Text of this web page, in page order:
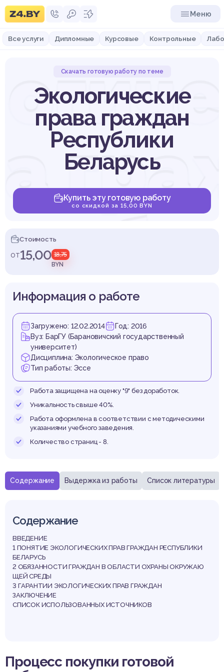
Меню
Все услуги Дипломные Курсовые Контрольные
Скачать готовую работу по теме
Экологические
права граждан
Республики
Беларусь
Купить эту готовую работу
со скидкой за 15,00 BYN
Стоимость
от15,00 18,75
BYN
Содержание Выдержка из работы Список литературы
Содержание
ВВЕДЕНИЕ
1 ПОНЯТИЕ ЭКОЛОГИЧЕСКИХ ПРАВ ГРАЖДАН РЕСПУБЛИКИ
БЕЛАРУСЬ
2 ОБЯЗАННОСТИ ГРАЖДАН В ОБЛАСТИ ОХРАНЫ ОКРУЖАЮ
ЩЕЙ СРЕДЫ
3 ГАРАНТИИ ЭКОЛОГИЧЕСКИХ ПРАВ ГРАЖДАН
ЗАКЛЮЧЕНИЕ
СПИСОК ИСПОЛЬЗОВАННЫХ ИСТОЧНИКОВ
ВВЕДЕНИЕ
Информация о работе
Загружено: 12.02.2014
Год: 2016
Вуз: БарГУ (Барановичский государственный
университет)
Дисциплина: Экологическое право
Тип работы: Эссе
Работа защищена на оценку "9" без доработок.
Уникальность свыше 40%.
Работа оформлена в соответствии с методическими
указаниями учебного заведения.
Количество страниц - 8.
Процесс покупки готовой